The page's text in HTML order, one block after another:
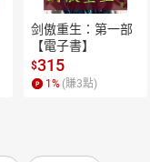
剑傲重生：第一部
【電子書】
$315
1 % (賺3點)